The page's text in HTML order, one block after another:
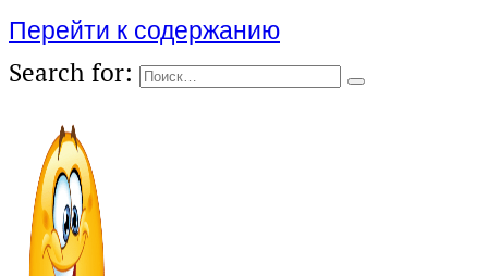
Перейти к содержанию
Search for: